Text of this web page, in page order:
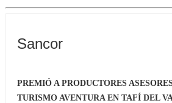
Sancor
PREMIÓ A PRODUCTORES
TURISMO AVENTURA EN TAFÍ DEL